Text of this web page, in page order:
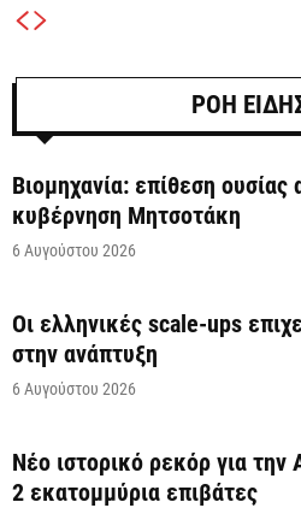
ΡΟΗ
Βιομηχανία: επίθεση
κυβέρνηση Μητσοτάκη
6 Αυγούστου 2026
Οι ελληνικές scale-ups
στην ανάπτυξη
6 Αυγούστου 2026
Νέο ιστορικό ρεκόρ για την
2 εκατομμύρια επιβάτες